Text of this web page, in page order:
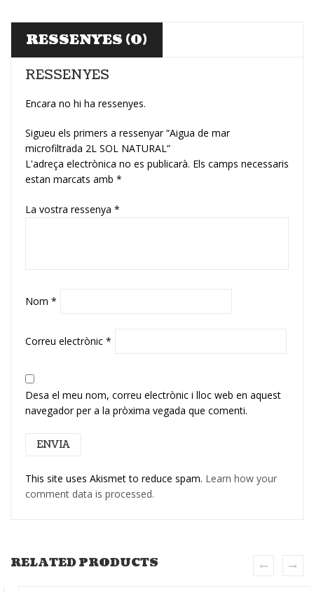
RESSENYES (0)
RESSENYES
Encara no hi ha ressenyes.
Sigueu els primers a ressenyar “Aigua de mar
microfiltrada 2L SOL NATURAL”
L'adreça electrònica no es publicarà. Els camps necessaris
estan marcats amb *
La vostra ressenya *
Nom *
Correu electrònic *
Desa el meu nom, correu electrònic i lloc web en aquest
navegador per a la pròxima vegada que comenti.
This site uses Akismet to reduce spam. Learn how your
comment data is processed.
RELATED PRODUCTS